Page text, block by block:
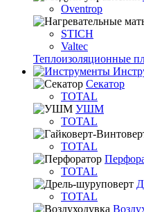
Oventrop
STICH
Valtec
Теплоизоляционные
Секатор
TOTAL
УШМ
TOTAL
TOTAL
TOTAL
TOTAL